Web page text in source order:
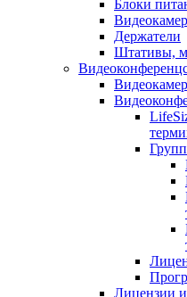
Блоки
Держатели
Штативы,
Лицензии